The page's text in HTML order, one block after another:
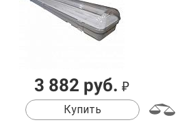
3 882 руб. ₽
Купить